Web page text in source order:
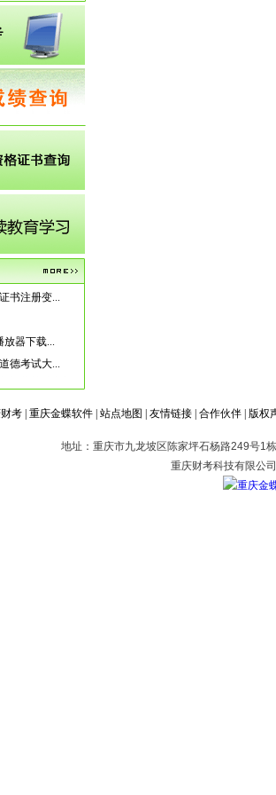
书注册变...
放器下载...
德考试大...
考 重庆金蝶软件 站点地图 友情链接 合作伙伴 版权
地址：重庆市九龙坡区陈家坪石杨路249号1
重庆财考科技有限公